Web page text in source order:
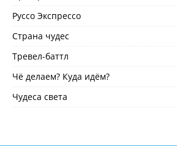
Руссо Экспрессо
Страна чудес
Тревел-баттл
Чё делаем? Куда идём?
Чудеса света